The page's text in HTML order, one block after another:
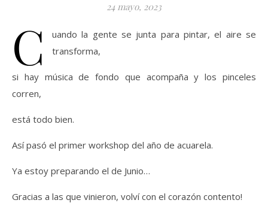
24 mayo, 2023
C
uando la gente se junta para pintar, el aire se
transforma,
si hay música de fondo que acompaña y los pinceles
corren,
está todo bien.
Así pasó el primer workshop del año de acuarela.
Ya estoy preparando el de Junio…
Gracias a las que vinieron, volví con el corazón contento!